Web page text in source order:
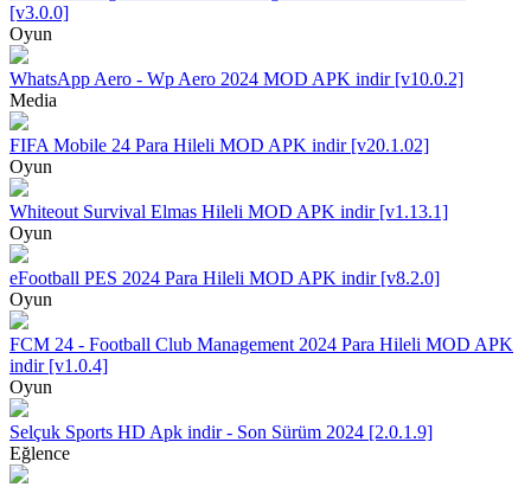
[v3.0.0]
Oyun
WhatsApp Aero - Wp Aero 2024 MOD APK indir [v10.0.2]
Media
FIFA Mobile 24 Para Hileli MOD APK indir [v20.1.02]
Oyun
Whiteout Survival Elmas Hileli MOD APK indir [v1.13.1]
Oyun
eFootball PES 2024 Para Hileli MOD APK indir [v8.2.0]
Oyun
FCM 24 - Football Club Management 2024 Para Hileli MOD APK
indir [v1.0.4]
Oyun
Selçuk Sports HD Apk indir - Son Sürüm 2024 [2.0.1.9]
Eğlence